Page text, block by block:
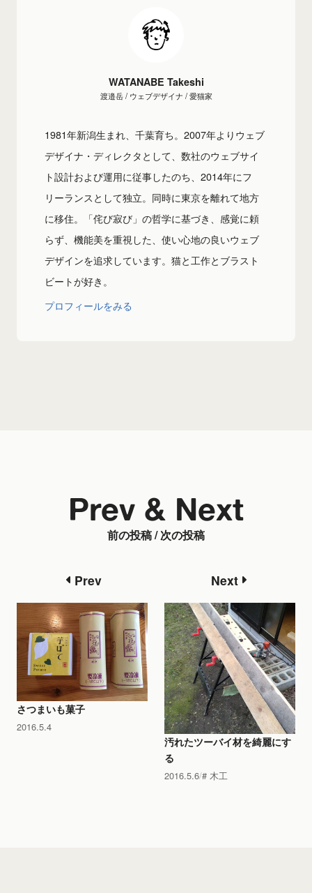
WATANABE Takeshi
渡邉岳 / ウェブデザイナ / 愛猫家
1981年新潟生まれ、千葉育ち。2007年よりウェブ
デザイナ・ディレクタとして、数社のウェブサイ
ト設計および運用に従事したのち、2014年にフ
リーランスとして独立。同時に東京を離れて地方
に移住。「侘び寂び」の哲学に基づき、感覚に頼
らず、機能美を重視した、使い心地の良いウェブ
デザインを追求しています。猫と工作とブラスト
ビートが好き。
プロフィールをみる
前の投稿 / 次の投稿
Prev & Next
Prev
さつまいも菓子
2016.5.4
Next
汚れたツーバイ材を綺麗にす
る
2016.5.6 木工